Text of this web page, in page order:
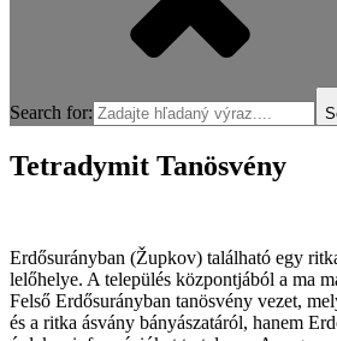
Search for:
Tetradymit Tanösvény
Erdősurányban (Župkov) található egy
lelőhelye. A település központjából a ma
Felső Erdősurányban tanösvény vezet,
és a ritka ásvány bányászatáról, hanem